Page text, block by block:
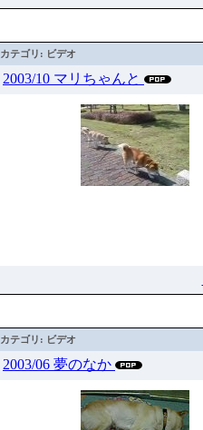
カテゴリ: ビデオ
2003/10 マリちゃんと
カテゴリ: ビデオ
2003/06 夢のなか